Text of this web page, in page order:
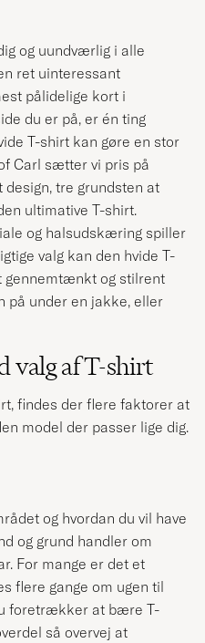
og uundværlig i alle
ret uinteressant
pålidelige kort i
du er på, er én ting
T-shirt kan gøre en stor
Carl sætter vi pris på
tre grundsten at
ultimative T-shirt.
og halsudskæring spiller
valg kan den hvide T-
gennemtænkt og stilrent
på under en jakke, eller
valg af T-shirt
findes der flere faktorer at
model der passer lige dig.
og hvordan du vil have
og grund handler om
For mange er det et
flere gange om ugen til
foretrækker at bære T-
så overvej at